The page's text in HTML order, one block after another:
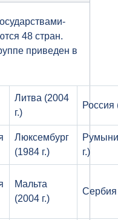
48 стран.
приведен в
Литва (2004
г.)
Россия
Люксембург
(1984 г.)
г.)
Мальта
(2004 г.)
Сербия